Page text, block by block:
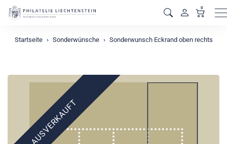
0
Startseite Sonderwünsche Sonderwunsch Eckrand oben rechts
AUSVERKAUFT